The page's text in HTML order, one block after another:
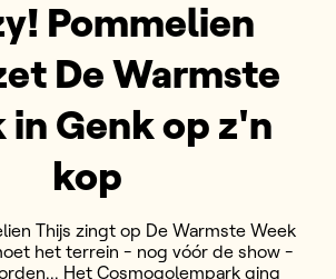
Pommelien
De Warmste
in Genk op z'n
kop
Thijs zingt op De Warmste Week
het terrein - nog vóór de show -
Het Cosmogolempark ging